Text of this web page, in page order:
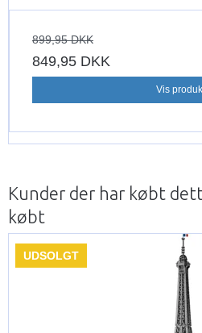
899,95 DKK
849,95 DKK
Vis
Kunder der har købt
købt
UDSOLGT